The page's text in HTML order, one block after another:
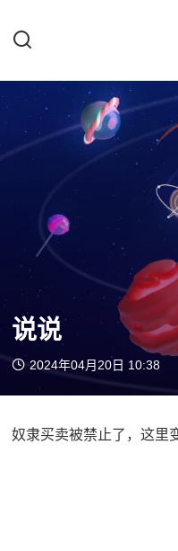
说说
2024年04月20日 10:38
奴隶买卖被禁止了，这里